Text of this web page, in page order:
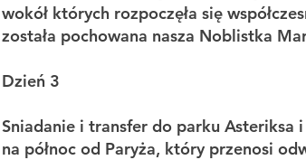
wokół których rozpoczęła się
została pochowana nasza Noblistka
Dzień 3
Sniadanie i transfer do parku Asteriksa
na północ od Paryża, który przenosi